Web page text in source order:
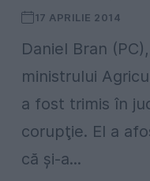
17 APRILIE 2014
Daniel Bran
ministrului
a fost trimis în
corupţie. El a
că şi-a...